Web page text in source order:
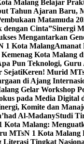
Malang Belajar
Tahun Ajaran Baru,
Matamuda
dengan Cinta”Sinergi
Mengantarkan
1 Kota MalangAmanat
Kota Malang
Pun Teknologi, Guru
SejatiKeren! Murid
di Ajang
Gelar Workshop
pada Media Digital
Komite dan
Al-MadanyStudi
Kota Malang:
MTsN 1 Kota Malang
Literasi Tingkat